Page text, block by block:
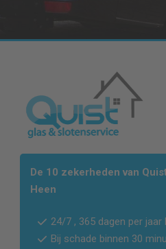
De 10 zekerheden van
Heen
24/7 , 365 dagen per jaar
Bij schade binnen 30